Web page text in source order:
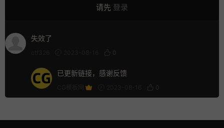
请先 登录
失效了
0
已更新链接，感谢反馈
0